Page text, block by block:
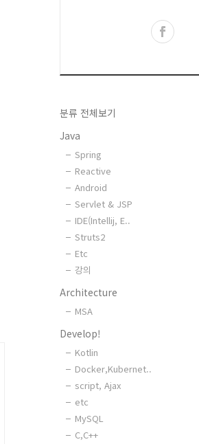
분류 전체보기
Java
Spring
Reactive
Android
Servlet & JSP
IDE(Intellij, E..
Struts2
Etc
강의
Architecture
MSA
Develop!
Kotlin
Docker,Kubernet..
script, Ajax
etc
MySQL
C,C++